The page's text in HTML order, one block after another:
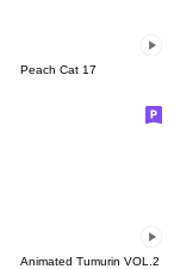
Peach Cat 17
Animated Tumurin VOL.2